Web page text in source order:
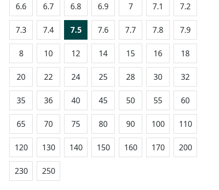
6.6 6.7 6.8 6.9 7 7.1 7.2
7.3 7.4 7.5 7.6 7.7 7.8 7.9
8 10 12 14 15 16 18
20 22 24 25 28 30 32
35 36 40 45 50 55 60
65 70 75 80 90 100 110
120 130 140 150 160 170 200
230 250